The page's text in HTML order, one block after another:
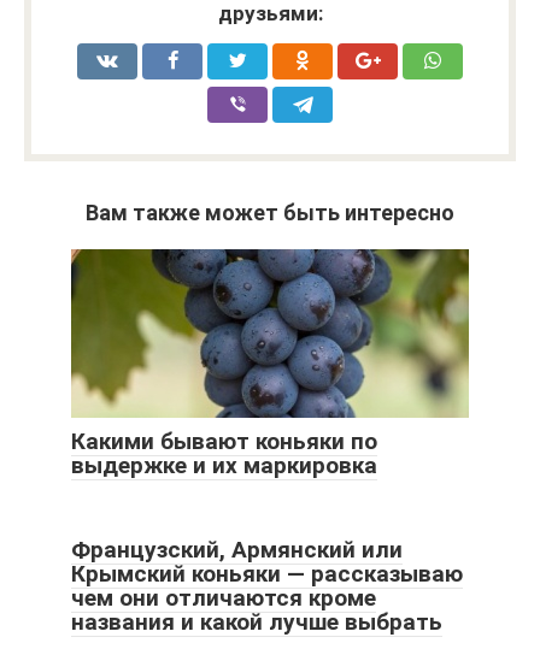
друзьями:
Вам также может быть интересно
Какими бывают коньяки по
выдержке и их маркировка
Французский, Армянский или
Крымский коньяки — рассказываю
чем они отличаются кроме
названия и какой лучше выбрать